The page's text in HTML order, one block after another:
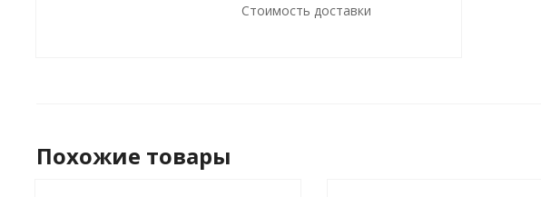
Стоимость доставки
Похожие товары